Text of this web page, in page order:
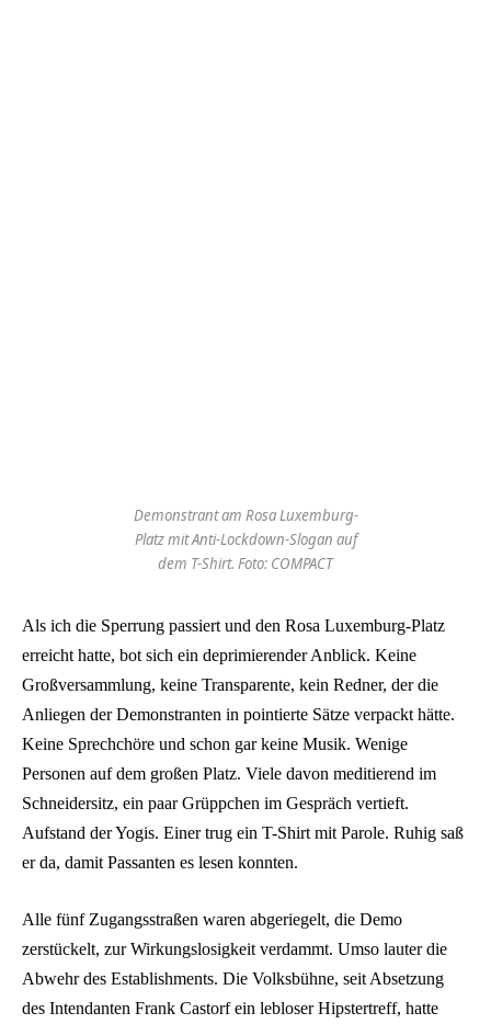
Demonstrant am Rosa Luxemburg-
Platz mit Anti-Lockdown-Slogan auf
dem T-Shirt. Foto: COMPACT
Als ich die Sperrung passiert und den Rosa Luxemburg-Platz
erreicht hatte, bot sich ein deprimierender Anblick. Keine
Großversammlung, keine Transparente, kein Redner, der die
Anliegen der Demonstranten in pointierte Sätze verpackt hätte.
Keine Sprechchöre und schon gar keine Musik. Wenige
Personen auf dem großen Platz. Viele davon meditierend im
Schneidersitz, ein paar Grüppchen im Gespräch vertieft.
Aufstand der Yogis. Einer trug ein T-Shirt mit Parole. Ruhig saß
er da, damit Passanten es lesen konnten.
Alle fünf Zugangsstraßen waren abgeriegelt, die Demo
zerstückelt, zur Wirkungslosigkeit verdammt. Umso lauter die
Abwehr des Establishments. Die Volksbühne, seit Absetzung
des Intendanten Frank Castorf ein lebloser Hipstertreff, hatte